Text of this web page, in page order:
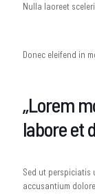
Nulla laoreet
Donec eleifend in
„Lorem
labore et
Sed ut perspiciatis
accusantium